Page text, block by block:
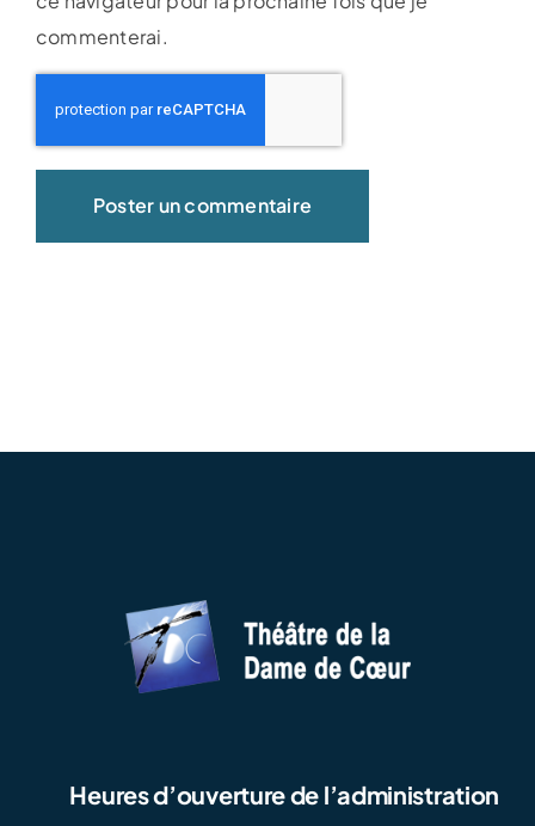
commenterai.
Heures d’ouverture de l’administration